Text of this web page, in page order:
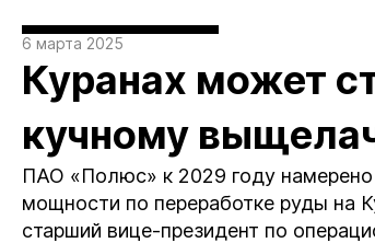
6 марта 2025
Куранах может
кучному
ПАО «Полюс» к 2029 году намерено
мощности по переработке руды на
старший вице-президент по